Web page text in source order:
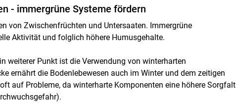
- immergrüne Systeme fördern
von Zwischenfrüchten und Untersaaten. Immergrüne
Aktivität und folglich höhere Humusgehalte.
weiterer Punkt ist die Verwendung von winterharten
ernährt die Bodenlebewesen auch im Winter und dem zeitigen
auf Probleme, da winterharte Komponenten eine höhere Sorgfalt